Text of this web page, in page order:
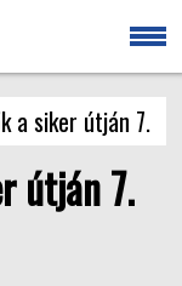
a siker útján 7.
útján 7.